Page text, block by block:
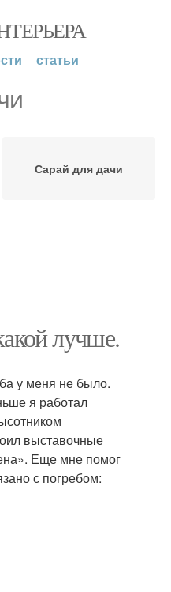
статьи
Сарай для дачи
лучше.
у меня не было.
я работал
выставочные
Еще мне помог
с погребом: